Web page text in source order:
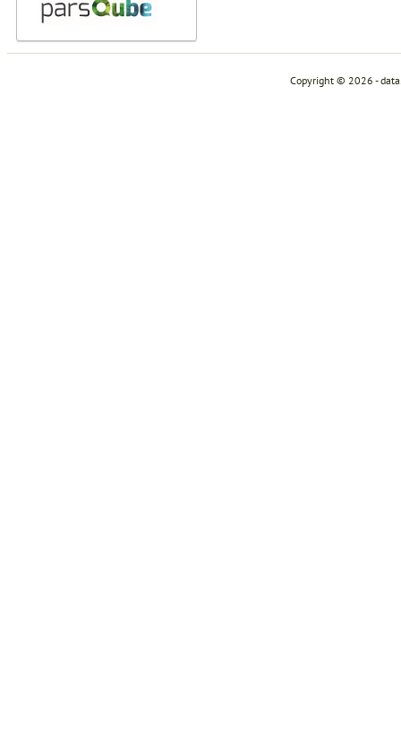
Copyright © 2026 -